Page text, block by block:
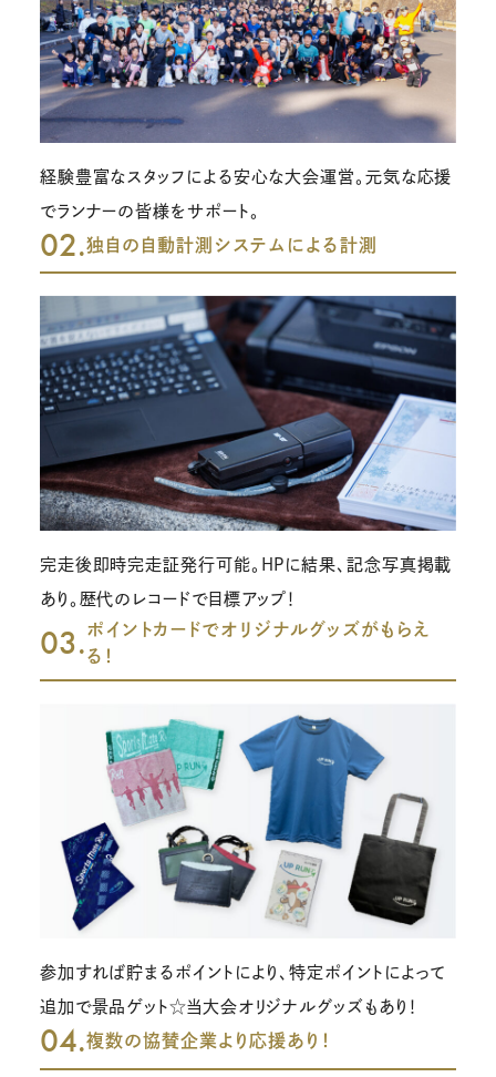
経験豊富なスタッフによる安心な大会運営。元気な応援
でランナーの皆様をサポート。
02.独自の自動計測システムによる計測
完走後即時完走証発行可能。HPに結果、記念写真掲載
あり。歴代のレコードで目標アップ！
03.ポイントカードでオリジナルグッズがもらえ
る！
参加すれば貯まるポイントにより、特定ポイントによって
追加で景品ゲット☆当大会オリジナルグッズもあり！
04.複数の協賛企業より応援あり！